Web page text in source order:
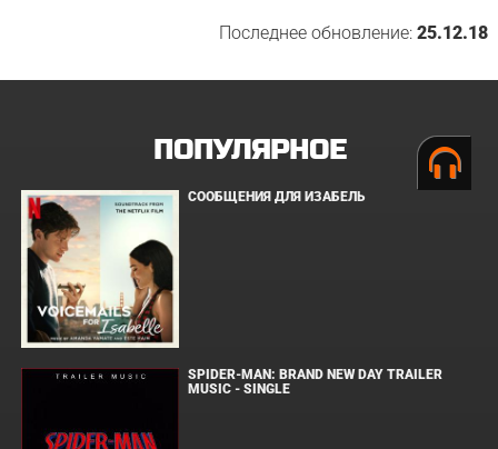
Последнее обновление:25.12.18
ПОПУЛЯРНОЕ
СООБЩЕНИЯ ДЛЯ ИЗАБЕЛЬ
SPIDER-MAN: BRAND NEW DAY TRAILER
MUSIC - SINGLE